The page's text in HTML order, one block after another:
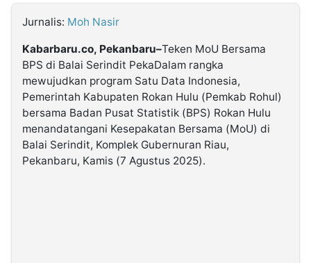
2026
Jurnalis: Moh Nasir
Kabarbaru.co, Pekanbaru–Teken MoU Bersama
BPS di Balai Serindit PekaDalam rangka
mewujudkan program Satu Data Indonesia,
Pemerintah Kabupaten Rokan Hulu (Pemkab Rohul)
bersama Badan Pusat Statistik (BPS) Rokan Hulu
menandatangani Kesepakatan Bersama (MoU) di
Balai Serindit, Komplek Gubernuran Riau,
Pekanbaru, Kamis (7 Agustus 2025).